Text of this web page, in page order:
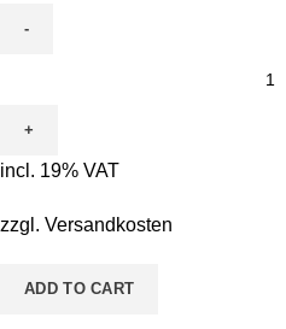
Ausmalen
-
Toni
quantity
incl. 19% VAT
zzgl. Versandkosten
ADD TO CART